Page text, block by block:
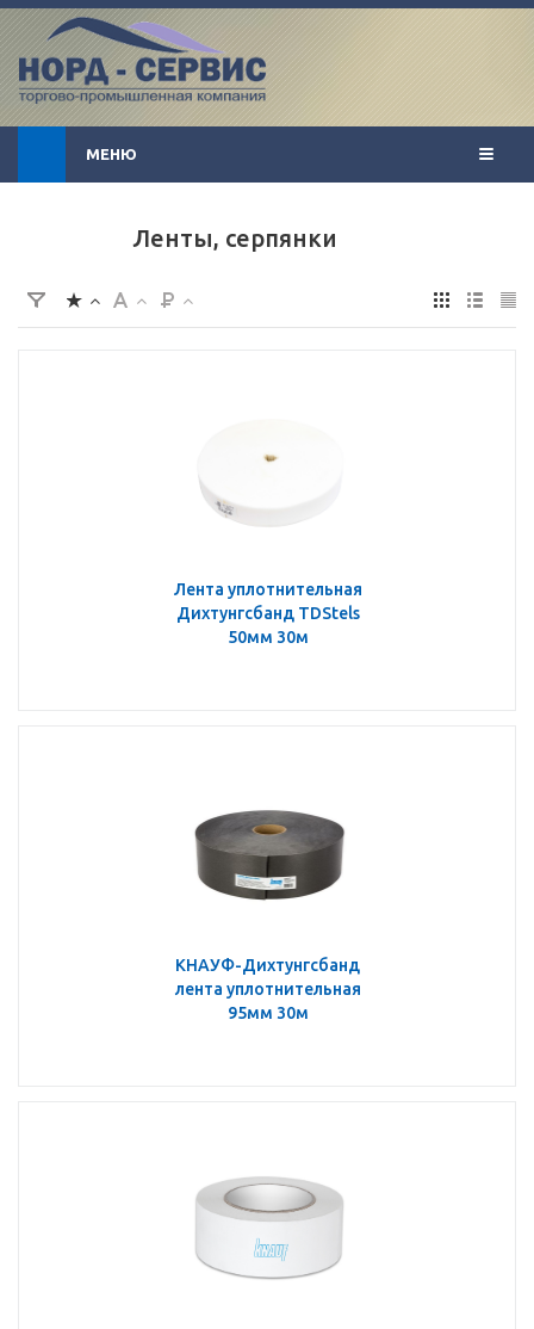
МЕНЮ
Ленты, серпянки
Лента уплотнительная
Дихтунгсбанд TDStels
50мм 30м
КНАУФ-Дихтунгсбанд
лента уплотнительная
95мм 30м